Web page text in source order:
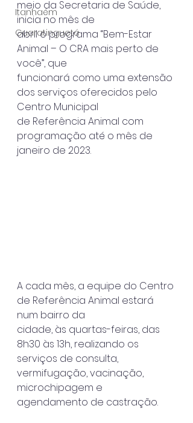
Itanhaém
Guaratinguetá
meio da Secretaria de Saúde,
inicia no mês de
abril o programa “Bem-Estar
Animal – O CRA mais perto de
você”, que
funcionará como uma extensão
dos serviços oferecidos pelo
Centro Municipal
de Referência Animal com
programação até o mês de
janeiro de 2023.
A cada mês, a equipe do Centro
de Referência Animal estará
num bairro da
cidade, às quartas-feiras, das
8h30 às 13h, realizando os
serviços de consulta,
vermifugação, vacinação,
microchipagem e
agendamento de castração.